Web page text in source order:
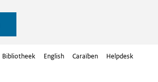
Bibliotheek English Caraïben Helpdesk